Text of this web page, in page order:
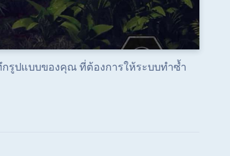
กรูปแบบของคุณ ที่ต้องการให้ระบบทำซ้ำ